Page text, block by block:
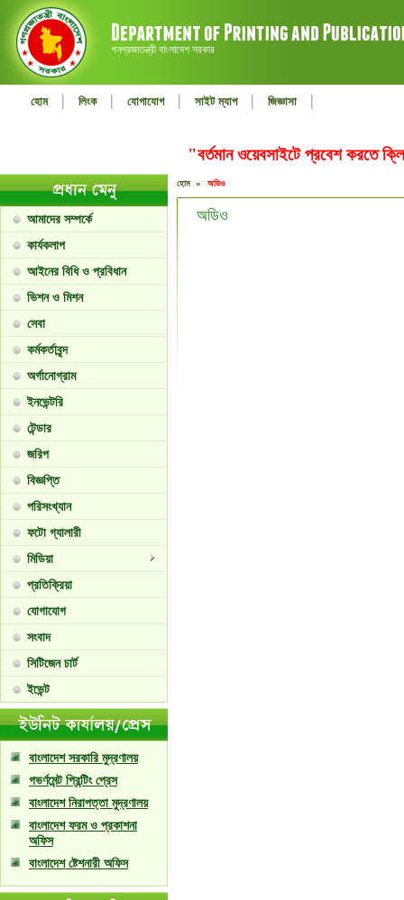
গনপ্রজাতন্ত্রী বাংলাদেশ সরকার
হোম | লিংক | যোগাযোগ | সাইট ম্যাপ | জিজ্ঞাসা |
"বর্তমান ওয়েবসাইটে প্রবেশ
আমাদের সম্পর্কে
কার্যকলাপ
আইনের বিধি ও প্রবিধান
ভিশন ও মিশন
সেবা
কর্মকর্তাবৃন্দ
অর্গানোগ্রাম
ইনভেন্টরি
টেন্ডার
জরিপ
বিজ্ঞপ্তি
পরিসংখ্যান
ফটো গ্যালারী
মিডিয়া
প্রতিক্রিয়া
যোগাযোগ
সংবাদ
সিটিজেন চার্ট
ইভেন্ট
বাংলাদেশ সরকারি মুদ্রণালয়
গভর্ণমেন্ট প্রিন্টিং প্রেস
বাংলাদেশ নিরাপত্তা মুদ্রণালয়
বাংলাদেশ ফরম ও প্রকাশনা
অফিস
বাংলাদেশ ষ্টেশনারী অফিস
হোম » অডিও
অডিও